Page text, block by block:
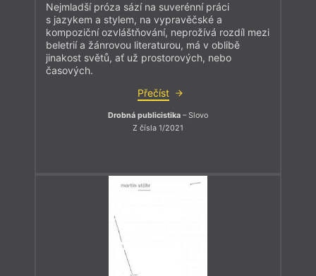
Nejmladší próza sází na suverénní práci
s jazykem a stylem, na vypravěčské a
kompoziční ozvláštňování, neprožívá rozdíl mezi
beletrií a žánrovou literaturou, má v oblibě
jinakost světů, ať už prostorových, nebo
časových.
Přečíst
Drobná publicistika – Slovo
Z čísla 1/2021